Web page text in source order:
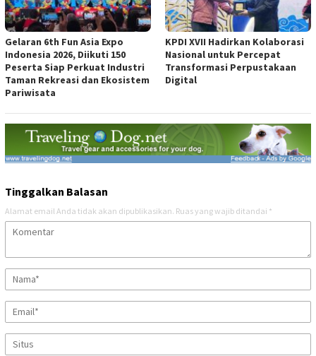
Gelaran 6th Fun Asia Expo
Indonesia 2026, Diikuti 150
Peserta Siap Perkuat Industri
Taman Rekreasi dan Ekosistem
Pariwisata
KPDI XVII Hadirkan Kolaborasi
Nasional untuk Percepat
Transformasi Perpustakaan
Digital
Tinggalkan Balasan
Alamat email Anda tidak akan dipublikasikan. Ruas yang wajib ditandai *